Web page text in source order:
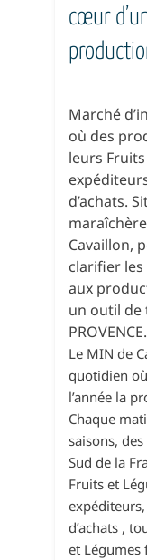
cœur
Marché
où des
leurs
d’achats.
Cavaillon,
clarifier
aux
un outil de
PROVENCE.
Le MIN de
quotidien
l’année la
Chaque
saisons,
Sud de la
Fruits et
d’achats ,
et Légumes